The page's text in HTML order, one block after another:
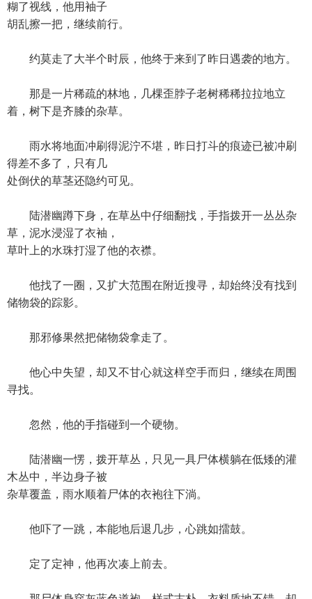
糊了视线，他用袖子
胡乱擦一把，继续前行。
约莫走了大半个时辰，他终于来到了昨日遇袭的地方。
那是一片稀疏的林地，几棵歪脖子老树稀稀拉拉地立
着，树下是齐膝的杂草。
雨水将地面冲刷得泥泞不堪，昨日打斗的痕迹已被冲刷
得差不多了，只有几
处倒伏的草茎还隐约可见。
陆潜幽蹲下身，在草丛中仔细翻找，手指拨开一丛丛杂
草，泥水浸湿了衣袖，
草叶上的水珠打湿了他的衣襟。
他找了一圈，又扩大范围在附近搜寻，却始终没有找到
储物袋的踪影。
那邪修果然把储物袋拿走了。
他心中失望，却又不甘心就这样空手而归，继续在周围
寻找。
忽然，他的手指碰到一个硬物。
陆潜幽一愣，拨开草丛，只见一具尸体横躺在低矮的灌
木丛中，半边身子被
杂草覆盖，雨水顺着尸体的衣袍往下淌。
他吓了一跳，本能地后退几步，心跳如擂鼓。
定了定神，他再次凑上前去。